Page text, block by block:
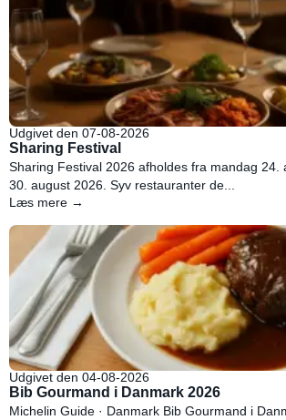
Udgivet den 07-08-2026
Sharing Festival
Sharing Festival 2026 afholdes fra mandag 24.
30. august 2026. Syv restauranter de...
Læs mere →
Udgivet den 04-08-2026
Bib Gourmand i Danmark 2026
Michelin Guide · Danmark Bib Gourmand i